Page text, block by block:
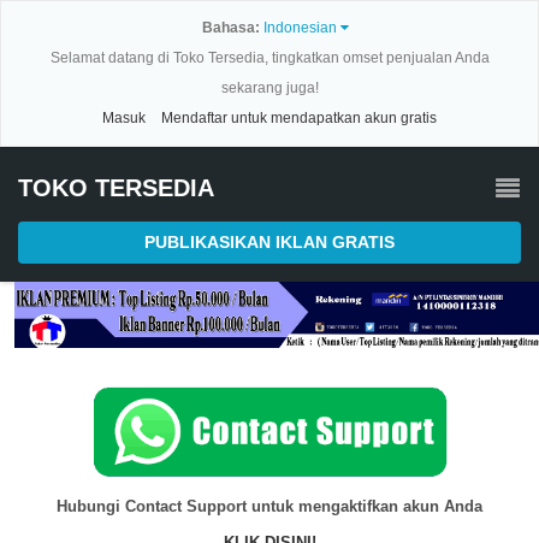
Bahasa: Indonesian
Selamat datang di Toko Tersedia, tingkatkan omset penjualan Anda
sekarang juga!
Masuk
Mendaftar untuk mendapatkan akun gratis
TOKO TERSEDIA
PUBLIKASIKAN IKLAN GRATIS
Hubungi Contact Support untuk mengaktifkan akun Anda